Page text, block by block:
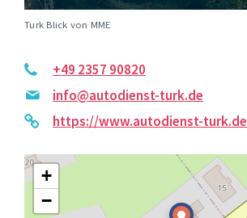
Turk Blick von MME
+49 2357 90820
info@autodienst-turk.de
https://www.autodienst-turk.de
+
−